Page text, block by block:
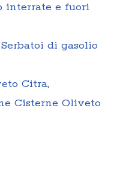
interrate e fuori
di gasolio
Citra,
Cisterne Oliveto